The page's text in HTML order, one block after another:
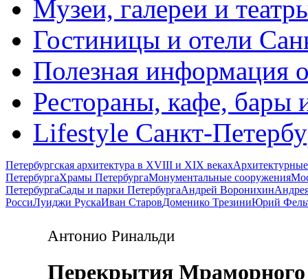
Музеи, галереи и
Гостиницы и отели
Полезная информация
Рестораны, кафе, бары
Lifestyle Санкт-
Петербургская архитектура в XVIII и XIX веках
ПетербургаХрамы ПетербургаМонументальные сооружения
ПетербургаСады и парки ПетербургаАндрей Воронихин
РоссиЛуиджи РускаИван СтаровДоменико ТрезиниЮрий
Антонио Ринальди
Перекрытия Мраморного